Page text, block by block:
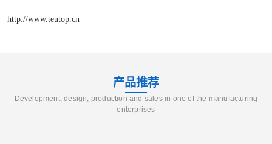
http://www.teutop.cn
产品推荐
Development, design, production and sales in one of the manufacturing
enterprises